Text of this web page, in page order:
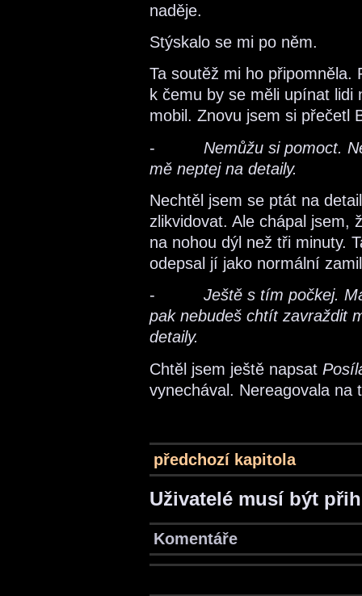
naděje.
Stýskalo se mi po něm.
Ta soutěž mi ho připomněla.
k čemu by se měli upínat lidi
mobil. Znovu jsem si přečetl
- Nemůžu si pomoct.
mě neptej na detaily.
Nechtěl jsem se ptát na
zlikvidovat. Ale chápal jsem,
na nohou dýl než tři minuty.
odepsal jí jako normální
- Ještě s tím počkej.
pak nebudeš chtít zavraždit
detaily.
Chtěl jsem ještě napsat
vynechával. Nereagovala na
předchozí kapitola
Uživatelé musí být
Komentáře